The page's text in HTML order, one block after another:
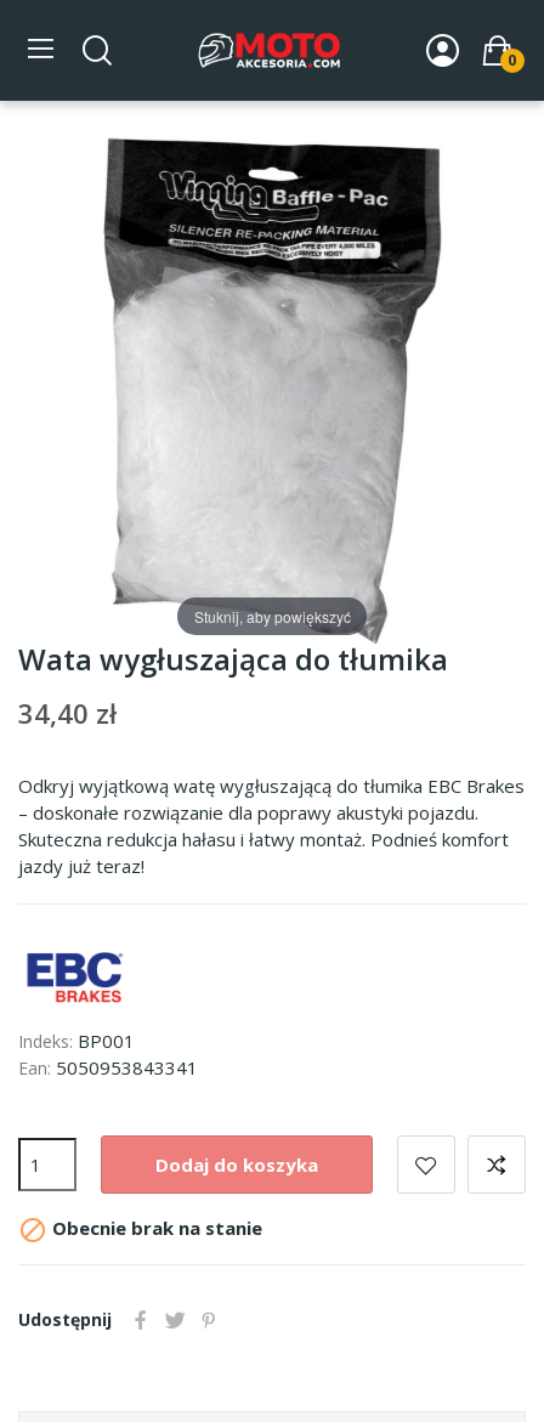
0
Strona główna DLA MOTOCYKLA
Układ wydechowy
Stuknij, aby powiększyć
Wata wygłuszająca do tłumika
34,40 zł
Odkryj wyjątkową watę wygłuszającą do tłumika EBC Brakes
– doskonałe rozwiązanie dla poprawy akustyki pojazdu.
Skuteczna redukcja hałasu i łatwy montaż. Podnieś komfort
jazdy już teraz!
Indeks: BP001
Ean: 5050953843341
Dodaj do koszyka
 Obecnie brak na stanie
Udostępnij